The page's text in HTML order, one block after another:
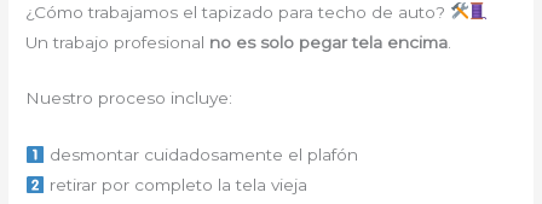
¿Cómo trabajamos el tapizado para techo de auto?
Un trabajo profesional no es solo pegar tela encima
Nuestro proceso incluye:
desmontar cuidadosamente el plafón
retirar por completo la tela vieja